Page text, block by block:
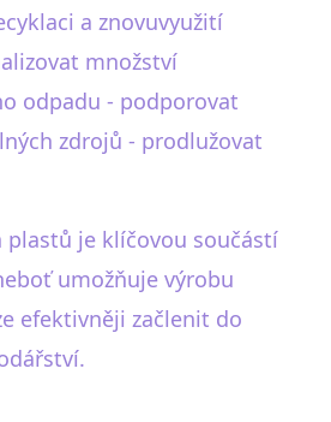
a znovuvyužití
množství
odpadu - podporovat
zdrojů - prodlužovat
plastů je klíčovou součástí
umožňuje výrobu
efektivněji začlenit do